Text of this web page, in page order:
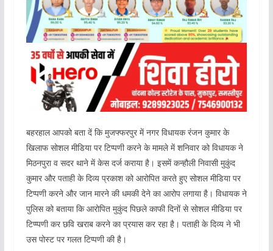
बहरहाल आपको बता दें कि मुजफ्फरपुर में नगर विधायक रंजन कुमार के
खिलाफ सोशल मीडिया पर टिप्पणी करने के मामले में शनिवार को विधायक ने
मिठनपुरा व सदर थाने में केस दर्ज कराया है। इसमें कन्हौली निवासी मुकुंद
कुमार और पताही के दिव्य प्रकाश को आरोपित करते हुए सोशल मीडिया पर
टिप्पणी करने और जान मारने की धमकी देने का आरोप लगाया है। विधायक ने
पुलिस को बताया कि आरोपित मुकुंद पिछले काफी दिनों से सोशल मीडिया पर
टिप्प्पणी कर छवि खराब करने का प्रयास कर रहा है। पताही के दिव्य ने भी
उस पोस्ट पर गलत टिप्पणी की है।